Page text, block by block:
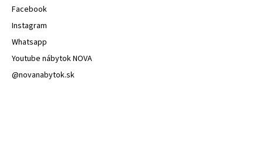
Facebook
Instagram
Whatsapp
Youtube nábytok NOVA
@novanabytok.sk